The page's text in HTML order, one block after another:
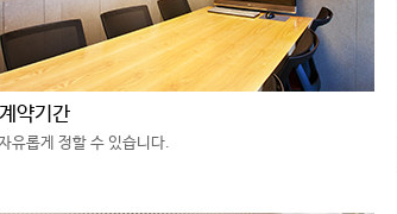
약기간
유롭게 정할 수 있습니다.